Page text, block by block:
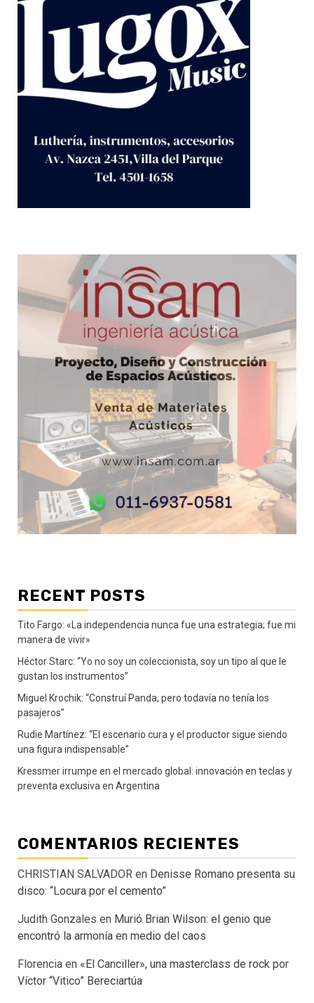
RECENT POSTS
Tito Fargo: «La independencia nunca fue una estrategia; fue mi
manera de vivir»
Héctor Starc: “Yo no soy un coleccionista, soy un tipo al que le
gustan los instrumentos”
Miguel Krochik: “Construí Panda, pero todavía no tenía los
pasajeros”
Rudie Martínez: “El escenario cura y el productor sigue siendo
una figura indispensable”
Kressmer irrumpe en el mercado global: innovación en teclas y
preventa exclusiva en Argentina
COMENTARIOS RECIENTES
CHRISTIAN SALVADOR en Denisse Romano presenta su
disco: “Locura por el cemento”
Judith Gonzales en Murió Brian Wilson: el genio que
encontró la armonía en medio del caos
Florencia en «El Canciller», una masterclass de rock por
Víctor “Vitico” Bereciartúa